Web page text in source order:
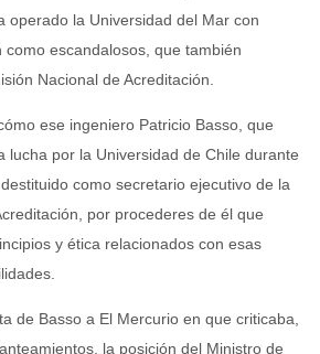
operado la Universidad del Mar con
escandalosos, que también
Nacional de Acreditación.
ese ingeniero Patricio Basso, que
lucha por la Universidad de Chile durante
como secretario ejecutivo de la
por procederes de él que
y ética relacionados con esas
de Basso a El Mercurio en que criticaba,
la posición del Ministro de